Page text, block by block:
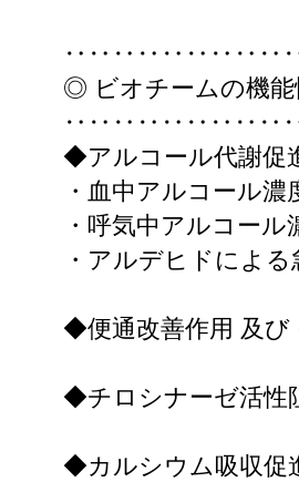
◎ ビオチームの機能
◆アルコール代謝促
・血中アルコール
・呼気中アルコー
・アルデヒドによ
◆便通改善作用 及び
◆チロシナーゼ活性
◆カルシウム吸収促